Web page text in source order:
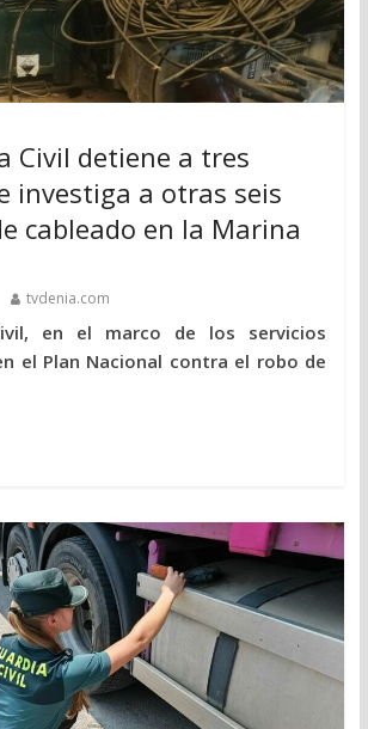
Civil detiene a tres
investiga a otras seis
cableado en la Marina
tvdenia.com
en el marco de los servicios
el Plan Nacional contra el robo de